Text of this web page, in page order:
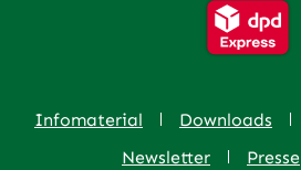
Infomaterial Downloads
Newsletter
Presse